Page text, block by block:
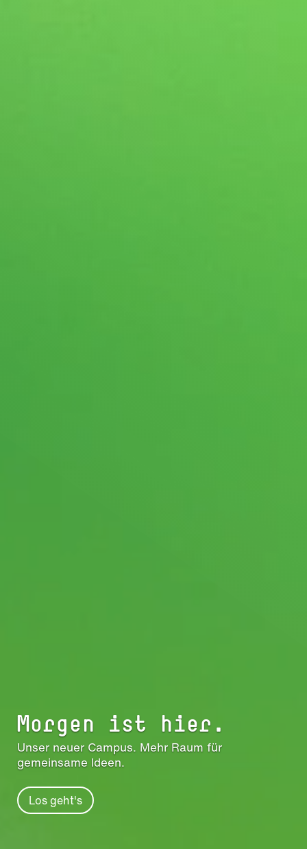
Morgen ist hier.
Unser neuer Campus. Mehr Raum für
gemeinsame Ideen.
Los geht's